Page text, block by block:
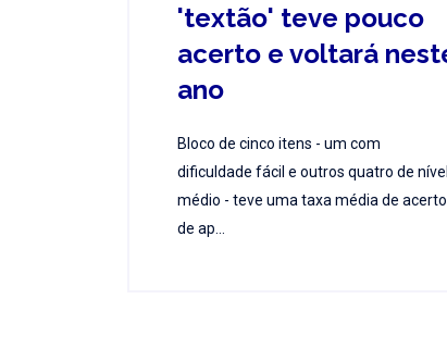
'textão' teve pouco
acerto e voltará
ano
Bloco de cinco itens - um com
dificuldade fácil e outros quatro de nível
médio - teve uma taxa média de acerto
de ap...